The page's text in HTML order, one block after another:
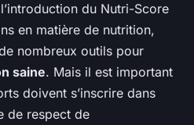
du Nutri-Score
en matière de nutrition,
nombreux outils pour
saine. Mais il est important
doivent s’inscrire dans
de respect de